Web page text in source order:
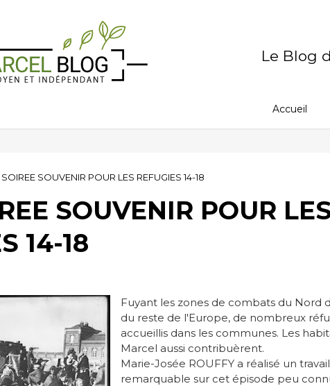
Le Blog
Accueil
SOUVENIR POUR LES REFUGIES 14-18
SOUVENIR POUR
14-18
Fuyant les zones de combats du Nord
du reste de l'Europe, de nombreux
accueillis dans les communes. Les
Marcel aussi contribuèrent.
Marie-Josée ROUFFY a réalisé un
remarquable sur cet épisode peu